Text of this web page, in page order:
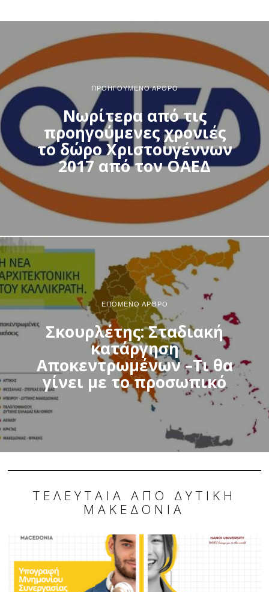
ΠΡΟΗΓΟΎΜΕΝΟ ΆΡΘΡΟ
Νωρίτερα από τις
προηγούμενες χρονιές
το δώρο Χριστουγέννων
2017 από τον ΟΑΕΔ
ΕΠΌΜΕΝΟ ΆΡΘΡΟ
Σκουρλέτης: Σταδιακή
κατάργηση
Αποκεντρωμένων –Τι θα
γίνει με το προσωπικό
ΤΕΛΕΥΤΑΊΑ ΑΠΌ ΔΥΤΙΚΉ
ΜΑΚΕΔΟΝΊΑ